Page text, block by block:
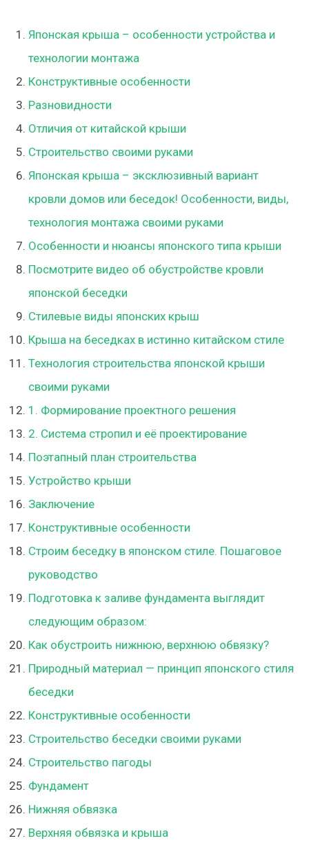
Японская крыша – особенности устройства и
технологии монтажа
Конструктивные особенности
Разновидности
Отличия от китайской крыши
Строительство своими руками
Японская крыша – эксклюзивный вариант
кровли домов или беседок! Особенности, виды,
технология монтажа своими руками
Особенности и нюансы японского типа крыши
Посмотрите видео об обустройстве кровли
японской беседки
Стилевые виды японских крыш
Крыша на беседках в истинно китайском стиле
Технология строительства японской крыши
своими руками
1. Формирование проектного решения
2. Система стропил и её проектирование
Поэтапный план строительства
Устройство крыши
Заключение
Конструктивные особенности
Строим беседку в японском стиле. Пошаговое
руководство
Подготовка к заливе фундамента выглядит
следующим образом:
Как обустроить нижнюю, верхнюю обвязку?
Природный материал — принцип японского стиля
беседки
Конструктивные особенности
Строительство беседки своими руками
Строительство пагоды
Фундамент
Нижняя обвязка
Верхняя обвязка и крыша